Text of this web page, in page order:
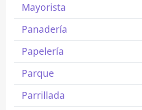
Mayorista
Panadería
Papelería
Parque
Parrillada